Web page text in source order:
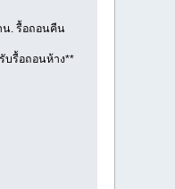
น. รื้อถอนคืน
บรื้อถอนห้าง**